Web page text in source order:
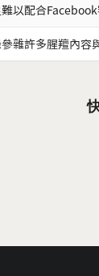
以配合
雜許多腥羶內容